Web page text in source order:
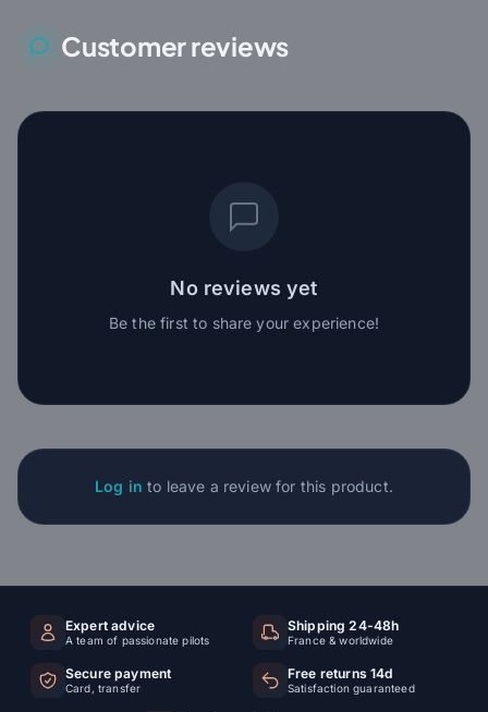
Customer reviews
No reviews yet
Be the first to share your experience!
Log in to leave a review for this product.
Expert advice
A team of passionate pilots
Shipping 24-48h
France & worldwide
Secure payment
Card, transfer
Free returns 14d
Satisfaction guaranteed